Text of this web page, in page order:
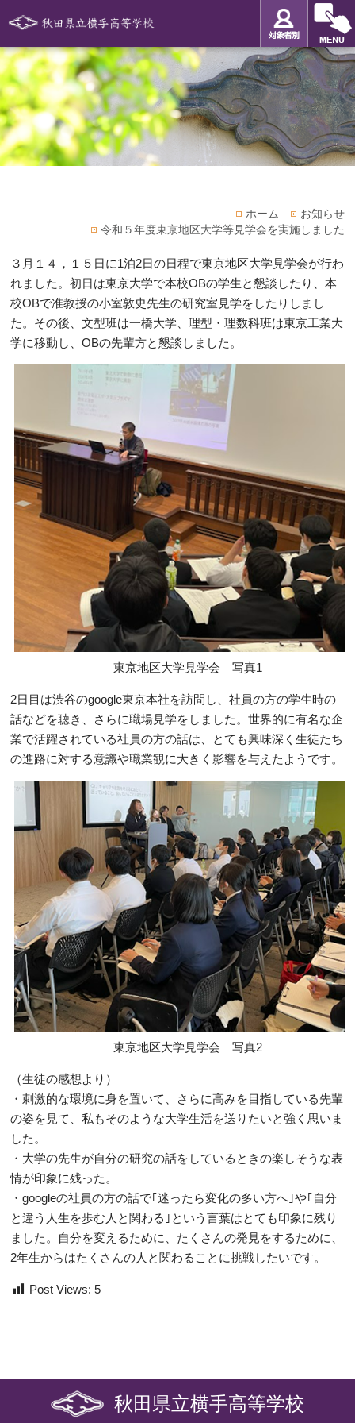
ホーム
お知らせ
令和５年度東京地区大学等見学会を実施しました
３月１４，１５日に1泊2日の日程で東京地区大学見学会が行わ
れました。初日は東京大学で本校OBの学生と懇談したり、本
校OBで准教授の小室敦史先生の研究室見学をしたりしまし
た。その後、文型班は一橋大学、理型・理数科班は東京工業大
学に移動し、OBの先輩方と懇談しました。
東京地区大学見学会 写真1
2日目は渋谷のgoogle東京本社を訪問し、社員の方の学生時の
話などを聴き、さらに職場見学をしました。世界的に有名な企
業で活躍されている社員の方の話は、とても興味深く生徒たち
の進路に対する意識や職業観に大きく影響を与えたようです。
東京地区大学見学会 写真2
（生徒の感想より）
・刺激的な環境に身を置いて、さらに高みを目指している先輩
の姿を見て、私もそのような大学生活を送りたいと強く思いま
した。
・大学の先生が自分の研究の話をしているときの楽しそうな表
情が印象に残った。
・googleの社員の方の話で｢迷ったら変化の多い方へ｣や｢自分
と違う人生を歩む人と関わる｣という言葉はとても印象に残り
ました。自分を変えるために、たくさんの発見をするために、
2年生からはたくさんの人と関わることに挑戦したいです。
Post Views: 5
秋田県立横手高等学校